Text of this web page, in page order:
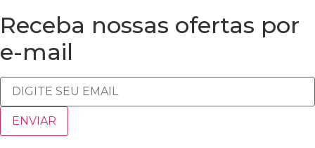
Receba nossas ofertas por
e-mail